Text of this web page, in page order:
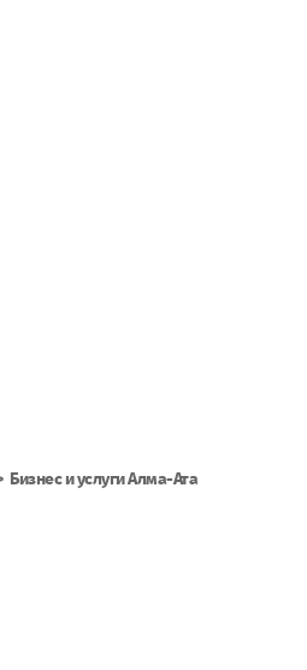
Бизнес и услуги Алма-Ата